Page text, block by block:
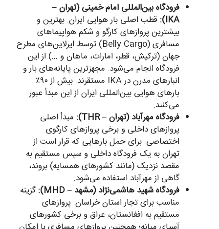
فرودگاه بین‌المللی امام خمینی (تهران –
قطب اصلی بار هوایی ایران. بهترین و
بیشترین پروازهای کارگو و شکم هواپیماهای
مسافری (Belly Cargo) توسط ایرلاین‌های مطرح
جهان (ترکیش، قطر، امارات، ماهان و …) از این
فرودگاه انجام می‌شود. مجهزترین پایانه‌های بار و
انبارهای مدرن در IKA مستقرند. بیش از ۹۰٪
بارهای هوایی بین‌المللی ایران از این مبدأ عبور
می‌کنند.
فرودگاه مهرآباد (تهران – THR):
مبدأ اصلی
پروازهای داخلی و برخی پروازهای کارگوی
اختصاصی. برای حمل بارهایی که قرار است از
تهران به یک فرودگاه داخلی و سپس مستقیم به
مقصد نزدیک (مانند کشورهای همسایه) بروند،
گاهی از مهرآباد استفاده می‌شود.
فرودگاه شهید هاشمی‌نژاد (مشهد – MHD):
گزینه
مناسب برای تجار استان خراسان. پروازهای
مستقیم به افغانستان، عراق و برخی کشورهای